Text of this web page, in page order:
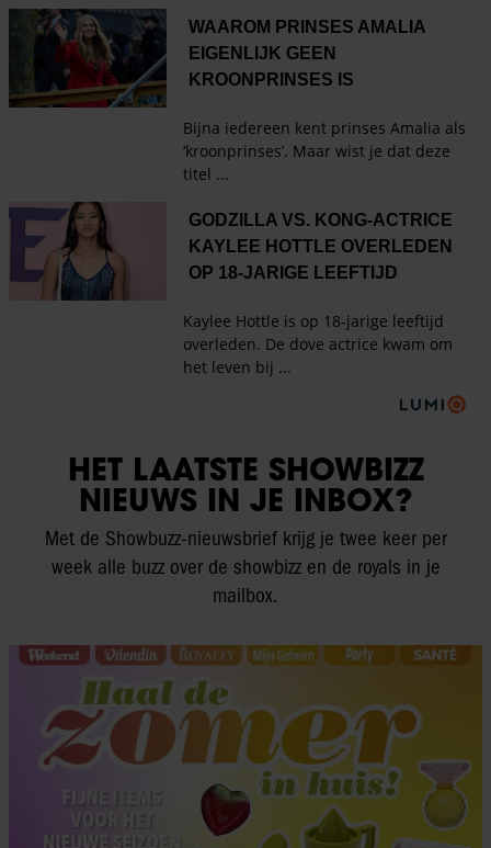
HET LAATSTE SHOWBIZZ
NIEUWS IN JE INBOX?
Met de Showbuzz-nieuwsbrief krijg je twee keer per
week alle buzz over de showbizz en de royals in je
mailbox.